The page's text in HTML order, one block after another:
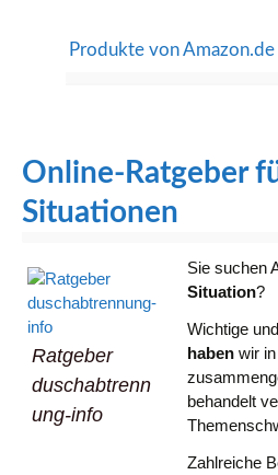
Produkte von Amazon.de
Online-Ratgeber
Situationen
Ratgeber
duschabtrenn
ung-info
Sie suchen
Situation?
Wichtige und
haben wir
behandelt
Zahlreiche